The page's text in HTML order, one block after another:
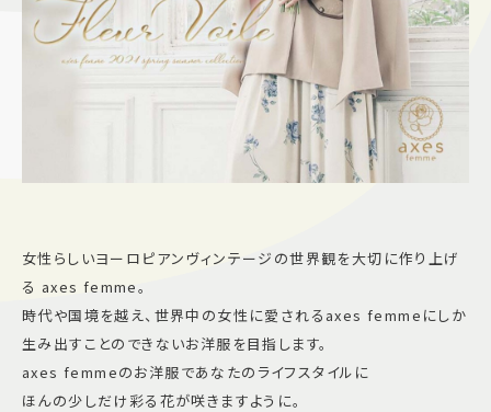
アクセス＆駐車場
スタッフ募集
プライバシーポリシー
女性らしいヨーロピアンヴィンテージの世界観を大切に作り上げ
る axes femme。
時代や国境を越え、世界中の女性に愛されるaxes femmeにしか
生み出すことのできないお洋服を目指します。
axes femmeのお洋服であなたのライフスタイルに
ほんの少しだけ彩る花が咲きますように。